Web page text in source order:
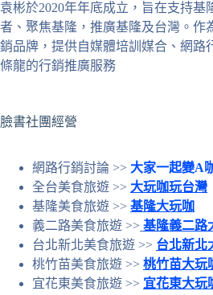
合
條
件
的
果
袁彬於2020年年底成立，旨在支持基
者、聚焦基隆，推廣基隆及台灣。作
銷品牌，提供自媒體培訓媒合、網路
條龍的行銷推廣服務
臉書社團經營
網路行銷討論 >> 大家一起變A
全台美食旅遊 >> 大玩咖玩台灣
基隆美食旅遊 >> 基隆大玩咖
義二路美食旅遊 >> 基隆義二路
台北新北美食旅遊 >> 台北新北
桃竹苗美食旅遊 >> 桃竹苗大玩
宜花東美食旅遊 >> 宜花東大玩